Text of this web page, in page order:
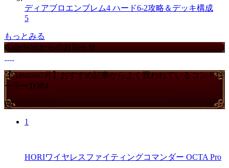
ディアブロエンブレム4 ハード6-2攻略＆デッキ構成
5
もっとみる
GameWithからのお知らせ
【Amazon7月】おすすめ記事からよく買われているコントロ
ーラーTOP4
PR
1
HORIワイヤレスファイティングコマンダー OCTA Pro